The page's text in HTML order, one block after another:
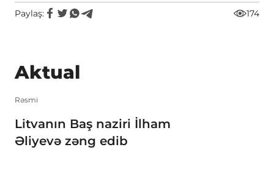
Paylaş: 174
Aktual
Rəsmi
Litvanın Baş naziri İlham
Əliyevə zəng edib